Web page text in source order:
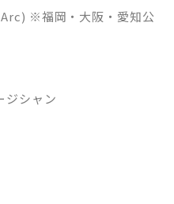
※福岡・大阪・愛知公
ジシャン